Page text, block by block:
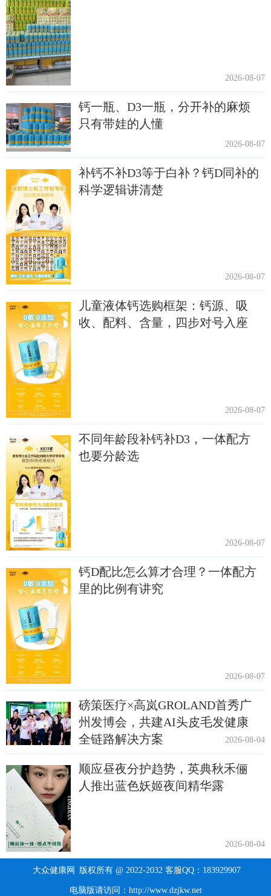
2026-08-07
钙一瓶、D3一瓶，分开补的麻烦
只有带娃的人懂
2026-08-07
补钙不补D3等于白补？钙D同补的
科学逻辑讲清楚
2026-08-07
儿童液体钙选购框架：钙源、吸
收、配料、含量，四步对号入座
2026-08-07
不同年龄段补钙补D3，一体配方
也要分龄选
2026-08-07
钙D配比怎么算才合理？一体配方
里的比例有讲究
2026-08-07
磅策医疗×高岚GROLAND首秀广
州发博会，共建AI头皮毛发健康
全链路解决方案
2026-08-04
顺应昼夜分护趋势，英典秋禾俪
人推出蓝色妖姬夜间精华露
2026-08-04
大众健康网 版权所有 @ 2022-2032 客服QQ：183929907
电脑版请访问：http://www.dzjkw.net